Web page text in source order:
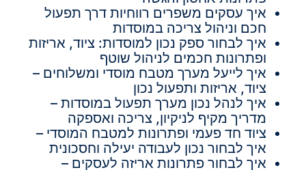
איך עסקים משפרים רווחיות דרך תפעול
חכם וניהול צריכה במוסדות
איך לבחור ספק נכון למוסדות: ציוד, אריזות
ופתרונות חכמים לניהול שוטף
איך לייעל מערך מטבח מוסדי ומשלוחים –
ציוד, אריזות ותפעול נכון
איך לנהל נכון מערך תפעול במוסדות –
מדריך מקיף לניקיון, צריכה ואספקה
ציוד חד פעמי ופתרונות למטבח המוסדי –
איך לבחור נכון לעבודה יעילה וחסכונית
איך לבחור פתרונות אריזה לעסקים –